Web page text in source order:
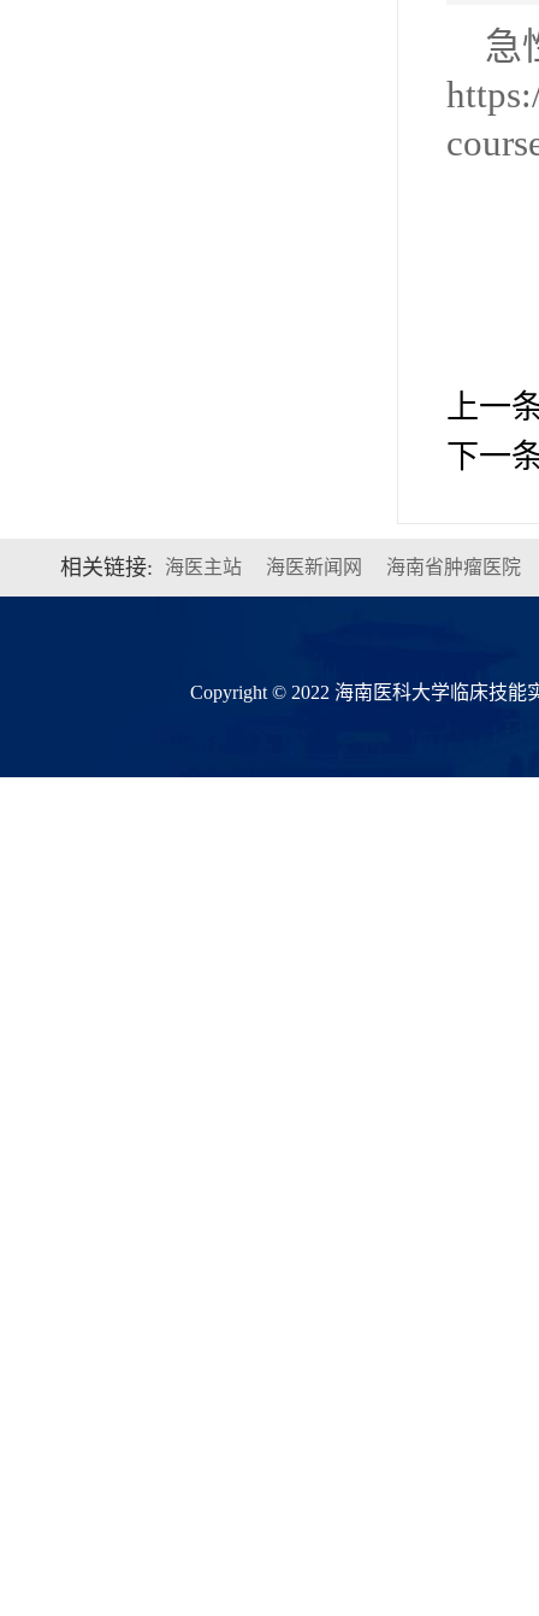
急
上一
下一
相关链接: 海医主站 海医新闻网 海南省肿瘤医院
Copyright © 2022 海南医科大学临床技能